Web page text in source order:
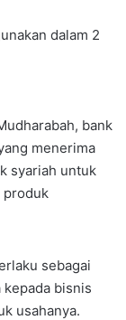
dalam 2
bank
menerima
syariah untuk
produk
sebagai
kepada bisnis
usahanya.